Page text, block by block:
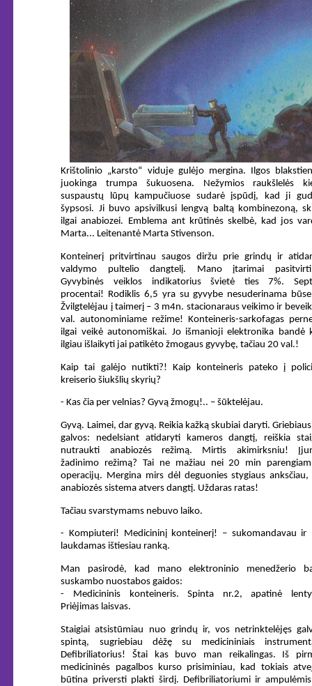
Krištolinio „karsto“ viduje gulėjo mergina. Ilgos
juokinga trumpa šukuosena. Nežymios raukšlelės
suspaustų lūpų kampučiuose sudarė įspūdį, kad ji
šypsosi. Ji buvo apsivilkusi lengvą baltą kombinezoną,
ilgai anabiozei. Emblema ant krūtinės skelbė, kad jos
Marta... Leitenantė Marta Stivenson.
Konteinerį pritvirtinau saugos diržu prie grindų ir
valdymo pultelio dangtelį. Mano įtarimai
Gyvybinės veiklos indikatorius švietė ties 7%.
procentai! Rodiklis 6,5 yra su gyvybe nesuderinama
Žvilgtelėjau į taimerį – 3 m4n. stacionaraus veikimo ir
val. autonominiame režime! Konteineris-sarkofagas
ilgai veikė autonomiškai. Jo išmanioji elektronika bandė
ilgiau išlaikyti jai patikėto žmogaus gyvybę, tačiau 20 val.!
Kaip tai galėjo nutikti?! Kaip konteineris pateko į
kreiserio šiukšlių skyrių?
- Kas čia per velnias? Gyvą žmogų!.. – šūktelėjau.
Gyvą. Laimei, dar gyvą. Reikia kažką skubiai daryti.
galvos: nedelsiant atidaryti kameros dangtį, reiškia
nutraukti anabiozės režimą. Mirtis akimirksniu!
žadinimo režimą? Tai ne mažiau nei 20 min
operacijų. Mergina mirs dėl deguonies stygiaus anksčiau,
anabiozės sistema atvers dangtį. Uždaras ratas!
Tačiau svarstymams nebuvo laiko.
- Kompiuteri! Medicininį konteinerį! – sukomandavau ir
laukdamas ištiesiau ranką.
Man pasirodė, kad mano elektroninio menedžerio
suskambo nuostabos gaidos:
- Medicininis konteineris. Spinta nr.2, apatinė
Priėjimas laisvas.
Staigiai atsistūmiau nuo grindų ir, vos netrinktelėjęs
spintą, sugriebiau dėžę su medicininiais
Defibriliatorius! Štai kas buvo man reikalingas. Iš
medicininės pagalbos kurso prisiminiau, kad tokiais
būtina priversti plakti širdį. Defibriliatoriumi ir